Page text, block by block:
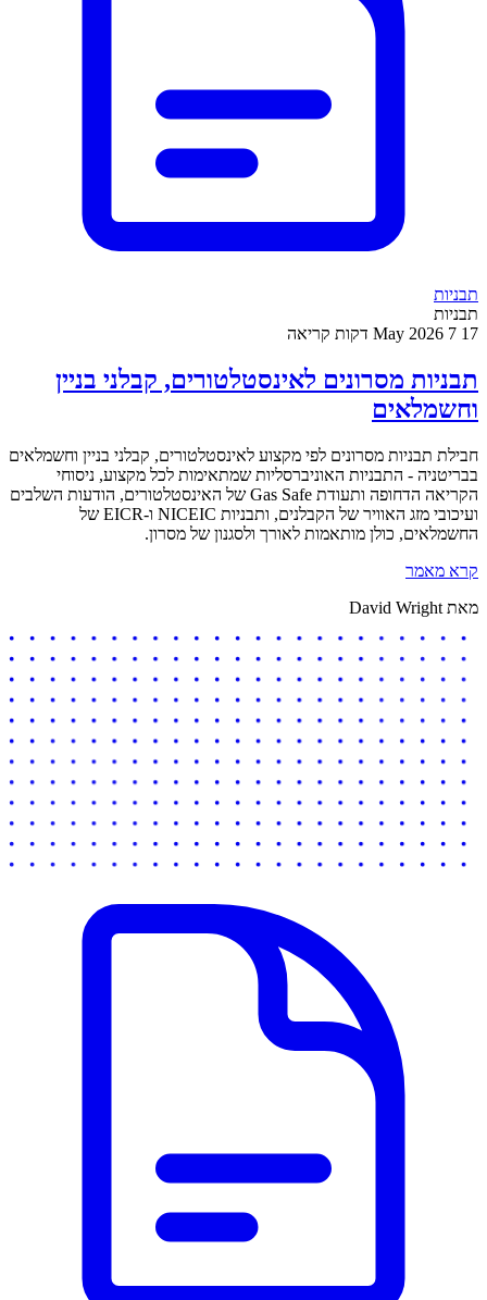
תבניות
תבניות
17 May 2026 7 דקות קריאה
תבניות מסרונים לאינסטלטורים, קבלני בניין
וחשמלאים
חבילת תבניות מסרונים לפי מקצוע לאינסטלטורים, קבלני בניין וחשמלאים
בבריטניה - התבניות האוניברסליות שמתאימות לכל מקצוע, ניסוחי
הקריאה הדחופה ותעודת Gas Safe של האינסטלטורים, הודעות השלבים
ועיכובי מזג האוויר של הקבלנים, ותבניות NICEIC ו-EICR של
החשמלאים, כולן מותאמות לאורך ולסגנון של מסרון.
קרא מאמר
מאת David Wright